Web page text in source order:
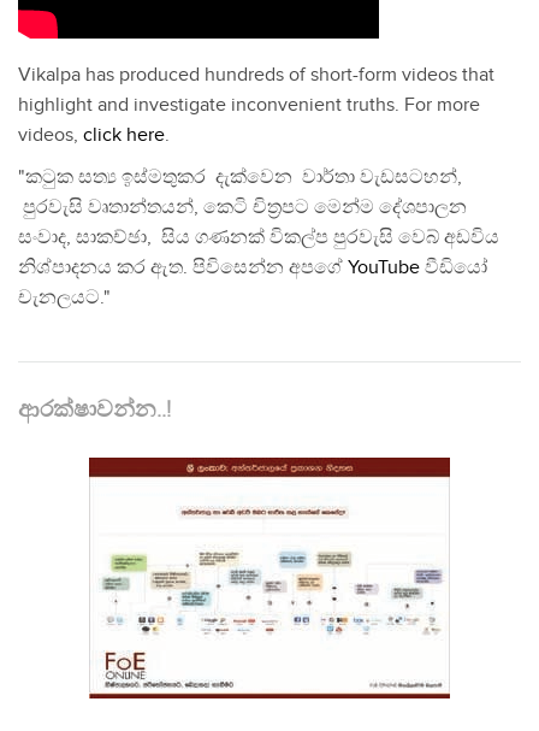
Vikalpa has produced hundreds of short-form videos that
highlight and investigate inconvenient truths. For more
videos, click here.
"කටුක සත්‍ය ඉස්මතුකර දැක්වෙන වාර්තා වැඩසටහන්,
පුරවැසි වෘතාන්තයන්, කෙටි චිත්‍රපට මෙන්ම දේශපාලන
සංවාද, සාකච්ඡා, සිය ගණනක් විකල්ප පුරවැසි වෙබ් අඩවිය
නිශ්පාදනය කර ඇත. පිවිසෙන්න අපගේ YouTube වීඩියෝ
චැනලයට."
ආරක්ෂාවන්න..!